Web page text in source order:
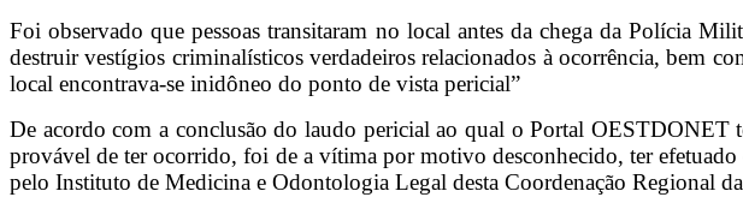
Foi observado que pessoas transitaram no local antes da chega da Polícia
destruir vestígios criminalísticos verdadeiros relacionados à ocorrência, bem
local encontrava-se inidôneo do ponto de vista pericial”
De acordo com a conclusão do laudo pericial ao qual o Portal OESTDONET
provável de ter ocorrido, foi de a vítima por motivo desconhecido, ter
pelo Instituto de Medicina e Odontologia Legal desta Coordenação Regional